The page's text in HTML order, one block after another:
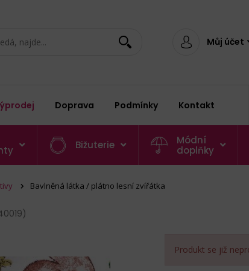
Můj účet
Doprava Podmínky Kontakt
Bižuterie
Módní
doplňky
Bavlněná látka / plátno lesní zvířátka
Produkt se již